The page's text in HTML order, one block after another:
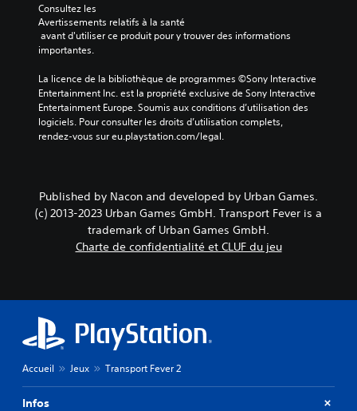
Consultez les
Avertissements relatifs à la santé
importantes.
La licence de la bibliothèque de programmes ©Sony Interactive
Entertainment Inc. est la propriété exclusive de Sony Interactive
Entertainment Europe. Soumis aux conditions d’utilisation des
logiciels. Pour consulter les droits d’utilisation complets,
rendez-vous sur eu.playstation.com/legal.
Published by Nacon and developed by Urban Games.
(c) 2013-2023 Urban Games GmbH. Transport Fever is a
trademark of Urban Games GmbH.
Charte de confidentialité et CLUF du jeu
Accueil Jeux Transport Fever 2
Infos